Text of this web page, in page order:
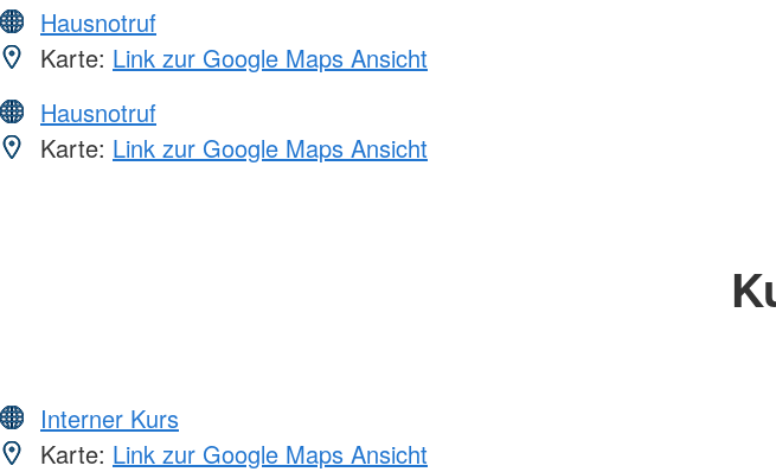
Hausnotruf
Karte: Link zur Google Maps Ansicht
Hausnotruf
Karte: Link zur Google Maps Ansicht
Interner Kurs
Karte: Link zur Google Maps Ansicht